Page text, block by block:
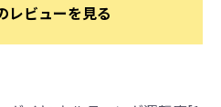
レビューを見る